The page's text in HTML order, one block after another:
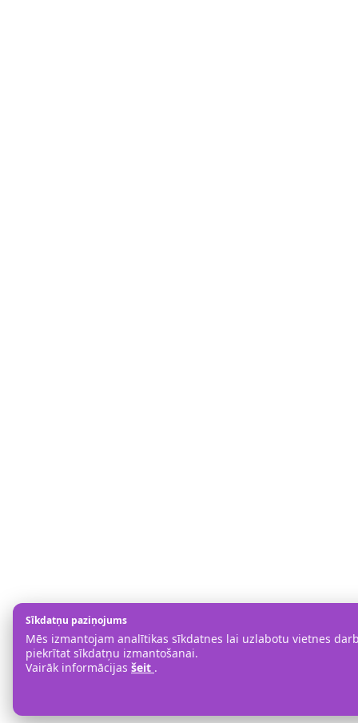
Sīkdatņu paziņojums
Mēs izmantojam analītikas sīkdatnes lai uzlabotu vietnes
piekrītat sīkdatņu izmantošanai.
Vairāk informācijas šeit .